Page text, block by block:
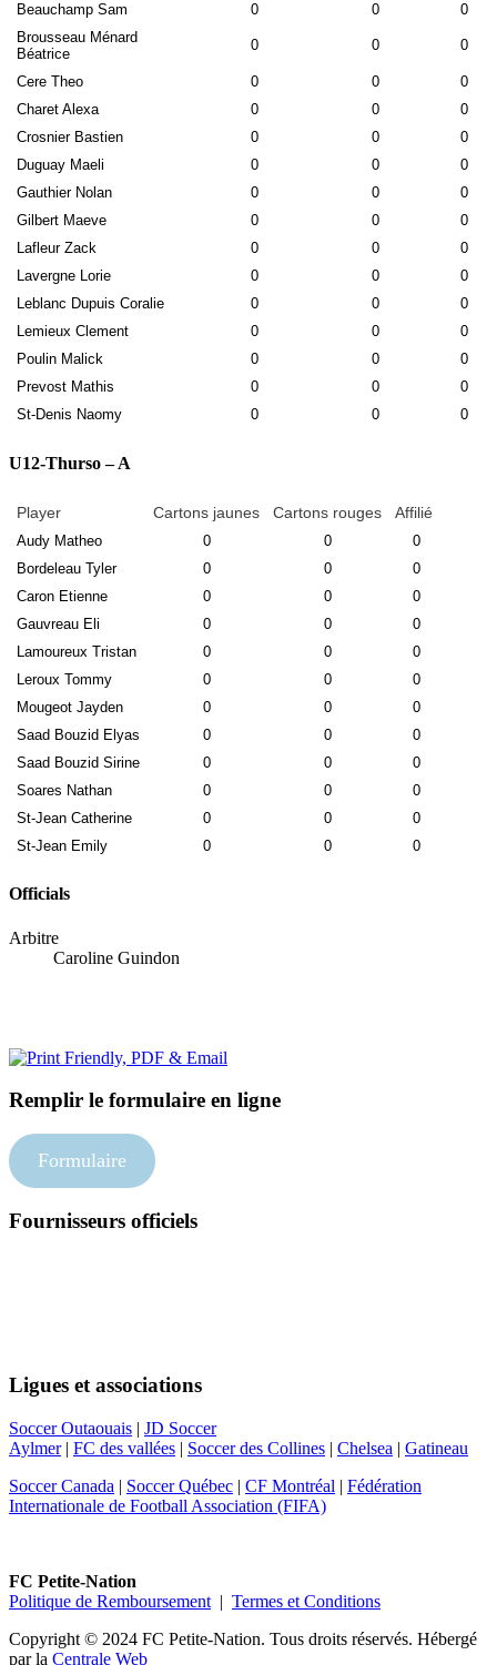
Beauchamp Sam
0 0
0
Brousseau Ménard
Béatrice
0 0 0
Cere Theo 0 0
0
Charet Alexa
0 0
0
Crosnier Bastien
0 0
0
Duguay Maeli
0 0
0
Gauthier Nolan
0 0
0
Gilbert Maeve
0 0
0
Lafleur Zack
0 0
0
Lavergne Lorie
0 0
0
Leblanc Dupuis Coralie
0 0
0
Lemieux Clement
0 0
0
Poulin Malick
0 0
0
Prevost Mathis
0 0
0
St-Denis Naomy
0 0 0
U12-Thurso – A
Player Cartons jaunes Cartons rouges Affilié
Audy Matheo 0 0
0
Bordeleau Tyler
0 0
0
Caron Etienne
0 0
0
Gauvreau Eli
0 0
0
Lamoureux Tristan
0 0
0
Leroux Tommy
0 0
0
Mougeot Jayden
0 0
0
Saad Bouzid Elyas
0 0
0
Saad Bouzid Sirine
0 0
0
Soares Nathan
0 0
0
St-Jean Catherine
0 0
0
St-Jean Emily
0 0 0
Officials
Arbitre
Caroline Guindon
Remplir le formulaire en ligne
Formulaire
Fournisseurs officiels
Ligues et associations
Soccer Outaouais | JD Soccer
Aylmer| FC des vallées | Soccer des Collines | Chelsea | Gatineau
Soccer Canada | Soccer Québec | CF Montréal | Fédération
Internationale de Football Association (FIFA)
FC Petite-Nation
Politique de Remboursement | Termes et Conditions
Copyright © 2024 FC Petite-Nation. Tous droits réservés. Hébergé
par la Centrale Web